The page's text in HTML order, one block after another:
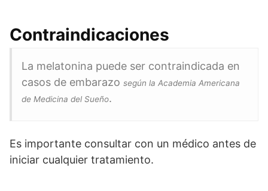
Contraindicaciones
La melatonina puede ser contraindicada en
casos de embarazo según la Academia Americana
de Medicina del Sueño.
Es importante consultar con un médico antes de
iniciar cualquier tratamiento.